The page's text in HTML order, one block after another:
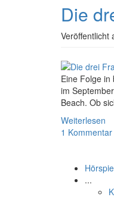
Die
Veröffentlicht
Eine Folge in
im
Beach. Ob
Weiterlesen
1 Kommentar
...